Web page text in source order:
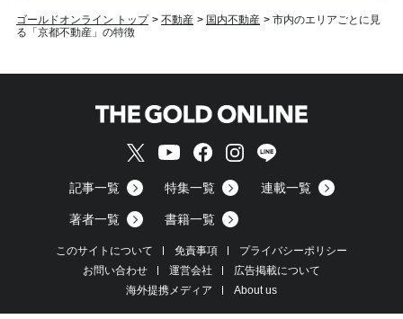
ゴールドオンライン トップ > 不動産 > 国内不動産 > 市内のエリアごとに見
る「京都不動産」の特徴
記事一覧 特集一覧 連載一覧
著者一覧 書籍一覧
このサイトについて 免責事項
プライバシーポリシー
お問い合わせ
運営会社
広告掲載について
海外提携メディア
About us